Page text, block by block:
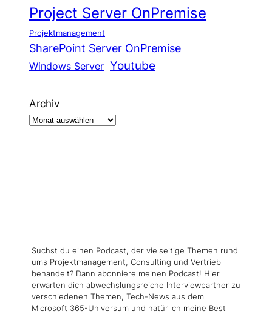
Project Server OnPremise
Projektmanagement
SharePoint Server OnPremise
Windows Server Youtube
Archiv
Suchst du einen Podcast, der vielseitige Themen rund
ums Projektmanagement, Consulting und Vertrieb
behandelt? Dann abonniere meinen Podcast! Hier
erwarten dich abwechslungsreiche Interviewpartner zu
verschiedenen Themen, Tech-News aus dem
Microsoft 365-Universum und natürlich meine Best